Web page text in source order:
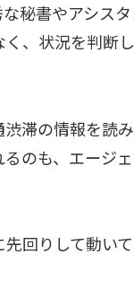
秘書やアシス
、状況を判断し
滞の情報を読
のも、エージ
回りして動い